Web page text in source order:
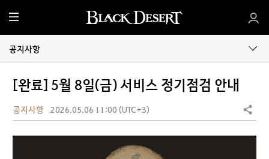
전
체
메
뉴
공지사항
[완료] 5월 8일(금) 서비스 정기점검 안내
공지사항 2026.05.06 11:00 (UTC+3) 공유하기